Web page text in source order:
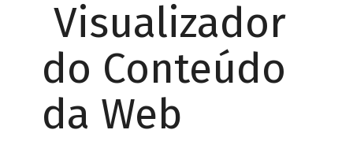
Visualizador
do Conteúdo
da Web